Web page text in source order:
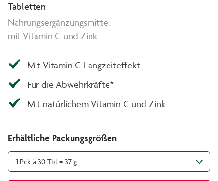
Tabletten
Nahrungsergänzungsmittel
mit Vitamin C und Zink
Mit Vitamin C-Langzeiteffekt
Für die Abwehrkräfte*
Mit natürlichem Vitamin C und Zink
Erhältliche Packungsgrößen
1 Pck à 30 Tbl = 37 g